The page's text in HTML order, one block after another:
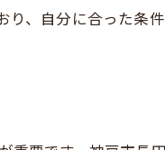
、自分に合った条